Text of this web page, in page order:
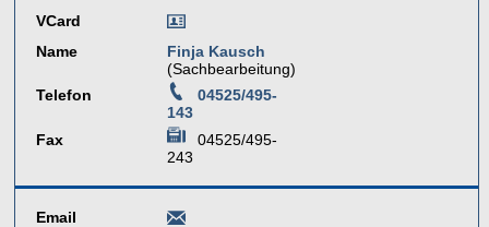
VCard
Name
Finja Kausch
(Sachbearbeitung)
Telefon
04525/495-
143
Fax
04525/495-
243
Email